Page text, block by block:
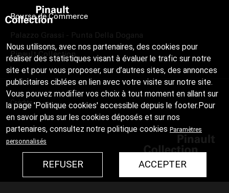
Bourse de Commerce
Palazzo Grassi - Punta Della Dogana
Pinault Collection
Crédits
Nous utilisons, avec nos partenaires, des cookies pour
réaliser des statistiques visant à évaluer le trafic sur notre
site et pour vous proposer, sur d’autres sites, des annonces
publicitaires ciblées en lien avec votre visite sur notre site.
Vous pouvez modifier vos choix à tout moment en allant sur
la page 'Politique cookies' accessible depuis le footer.Pour
en savoir plus sur les cookies déposés et sur nos
partenaires, consultez notre politique cookies Paramètres
personnalisés
ACCEPTER
REFUSER